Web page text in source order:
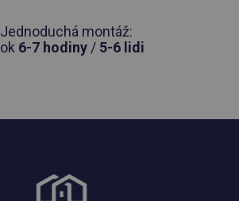
Jednoduchá montáž:
ok 6-7 hodiny / 5-6 lidi